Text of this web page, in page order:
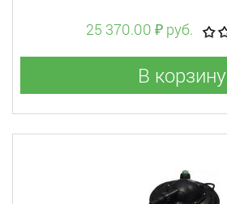
25 370.00 ₽ руб.
В корзину